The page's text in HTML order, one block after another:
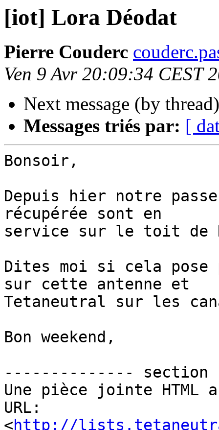
[iot] Lora Déodat
Pierre Couderc
Ven 9 Avr 20:09:34 CEST
Next message (by
Messages triés par: [
Bonsoir,
Depuis hier notre
récupérée sont en
service sur le toit de
Dites moi si cela pose
sur cette antenne et
Tetaneutral sur les
Bon weekend,
-------------- section
Une pièce jointe
URL:
<http://